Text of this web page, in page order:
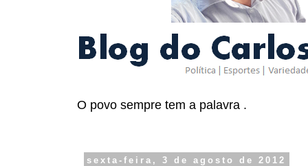
O povo sempre tem a palavra .
sexta-feira, 3 de agosto de 2012